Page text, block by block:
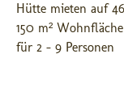
Hütte mieten auf
150 m²
für 2 - 9 Personen